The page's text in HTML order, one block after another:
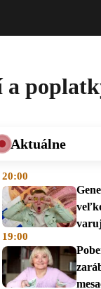
a
Aktuálne
20:00
19:00